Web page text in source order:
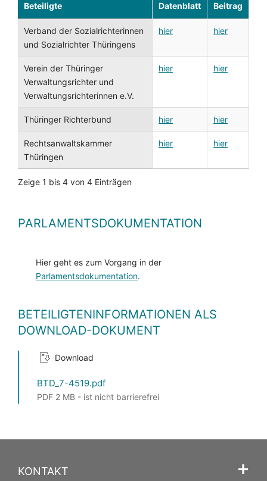
Beteiligte Datenblatt Beitrag
Verband der Sozialrichterinnen
und Sozialrichter Thüringens
hier hier
Verein der Thüringer
Verwaltungsrichter und
Verwaltungsrichterinnen e.V.
hier hier
Thüringer Richterbund hier hier
Rechtsanwaltskammer
Thüringen
hier hier
Zeige 1 bis 4 von 4 Einträgen
PARLAMENTSDOKUMENTATION
Hier geht es zum Vorgang in der
Parlamentsdokumentation.
BETEILIGTENINFORMATIONEN ALS
DOWNLOAD-DOKUMENT
Download
BTD_7-4519.pdf
PDF 2 MB - ist nicht barrierefrei
KONTAKT